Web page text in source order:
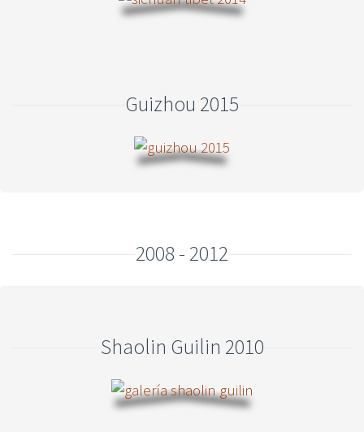
Guizhou 2015
2008 - 2012
Shaolin Guilin 2010